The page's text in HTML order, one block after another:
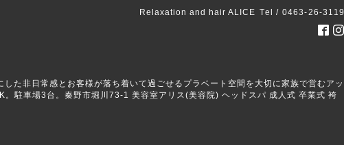
Relaxation and hair ALICE Tel / 0463-26-3119
非日常感とお客様が落ち着いて過ごせるプラベート空間を大切に家族で営むアッ
。駐車場3台。秦野市堀川73-1 美容室アリス(美容院) ヘッドスパ 成人式 卒業式 袴